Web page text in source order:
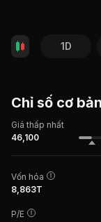
1D
Chỉ số cơ bản
Giá thấp nhất
46,100
Vốn hóa
8,863T
P/E